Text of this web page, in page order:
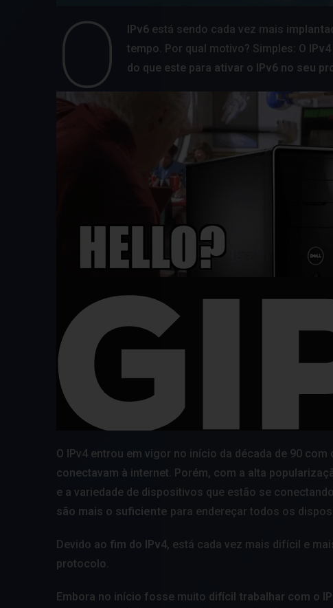
O IPv6 está sendo cada vez mais
tempo. Por qual motivo? Simples: O IPv4
do que este para ativar o IPv6 no seu
O IPv4 entrou em vigor no início da década de 90 com
conectavam à internet. Porém, com a alta
e a variedade de dispositivos que estão se
são mais o suficiente para endereçar todos os
Devido ao fim do IPv4, está cada vez mais difícil e
protocolo.
Embora no início fosse muito difícil trabalhar com o